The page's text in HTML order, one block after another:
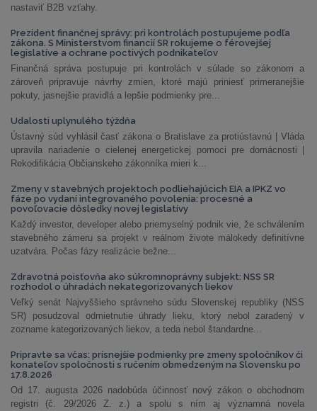
nastaviť B2B vzťahy.
Prezident finančnej správy: pri kontrolách postupujeme podľa
zákona. S Ministerstvom financií SR rokujeme o férovejšej
legislatíve a ochrane poctivých podnikateľov
Finančná správa postupuje pri kontrolách v súlade so zákonom a
zároveň pripravuje návrhy zmien, ktoré majú priniesť primeranejšie
pokuty, jasnejšie pravidlá a lepšie podmienky pre...
Udalosti uplynulého týždňa
Ústavný súd vyhlásil časť zákona o Bratislave za protiústavnú | Vláda
upravila nariadenie o cielenej energetickej pomoci pre domácnosti |
Rekodifikácia Občianskeho zákonníka mieri k...
Zmeny v stavebných projektoch podliehajúcich EIA a IPKZ vo
fáze po vydaní integrovaného povolenia: procesné a
povoľovacie dôsledky novej legislatívy
Každý investor, developer alebo priemyselný podnik vie, že schválením
stavebného zámeru sa projekt v reálnom živote málokedy definitívne
uzatvára. Počas fázy realizácie bežne...
Zdravotná poisťovňa ako súkromnoprávny subjekt: NSS SR
rozhodol o úhradách nekategorizovaných liekov
Veľký senát Najvyššieho správneho súdu Slovenskej republiky (NSS
SR) posudzoval odmietnutie úhrady lieku, ktorý nebol zaradený v
zozname kategorizovaných liekov, a teda nebol štandardne...
Pripravte sa včas: prísnejšie podmienky pre zmeny spoločníkov či
konateľov spoločnosti s ručením obmedzeným na Slovensku po
17.8.2026
Od 17. augusta 2026 nadobúda účinnosť nový zákon o obchodnom
registri (č. 29/2026 Z. z.) a spolu s ním aj významná novela